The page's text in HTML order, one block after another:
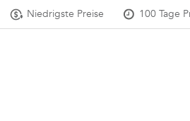
Niedrigste Preise 100 Tage